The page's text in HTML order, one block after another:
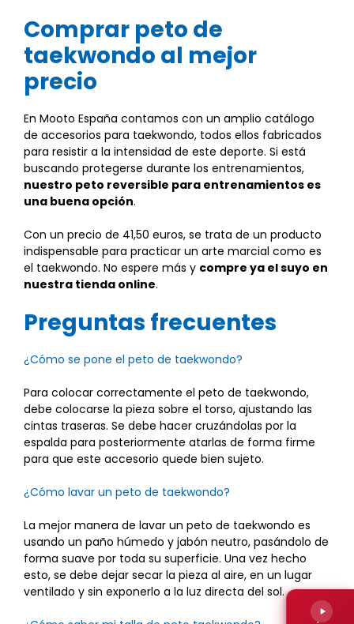
Comprar peto de
taekwondo al mejor
precio
En Mooto España contamos con un amplio catálogo
de accesorios para taekwondo, todos ellos fabricados
para resistir a la intensidad de este deporte. Si está
buscando protegerse durante los entrenamientos,
nuestro peto reversible para entrenamientos es
una buena opción.
Con un precio de 41,50 euros, se trata de un producto
indispensable para practicar un arte marcial como es
el taekwondo. No espere más y compre ya el suyo en
nuestra tienda online.
Preguntas frecuentes
¿Cómo se pone el peto de taekwondo?
Para colocar correctamente el peto de taekwondo,
debe colocarse la pieza sobre el torso, ajustando las
cintas traseras. Se debe hacer cruzándolas por la
espalda para posteriormente atarlas de forma firme
para que este accesorio quede bien sujeto.
¿Cómo lavar un peto de taekwondo?
La mejor manera de lavar un peto de taekwondo es
usando un paño húmedo y jabón neutro, pasándolo de
forma suave por toda su superficie. Una vez hecho
esto, se debe dejar secar la pieza al aire, en un lugar
ventilado y sin exponerlo a la luz directa del sol.